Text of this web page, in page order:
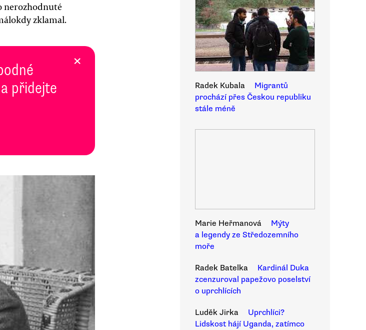
nerozhodnuté
zklamal.
přidejte
×
Radek Kubala
Migrantů
prochází přes Českou republiku
stále méně
Marie Heřmanová
Mýty
a legendy ze Středozemního
moře
Radek Batelka
Kardinál Duka
zcenzuroval papežovo poselství
o uprchlících
Luděk Jirka
Uprchlíci?
Lidskost hájí Uganda, zatímco